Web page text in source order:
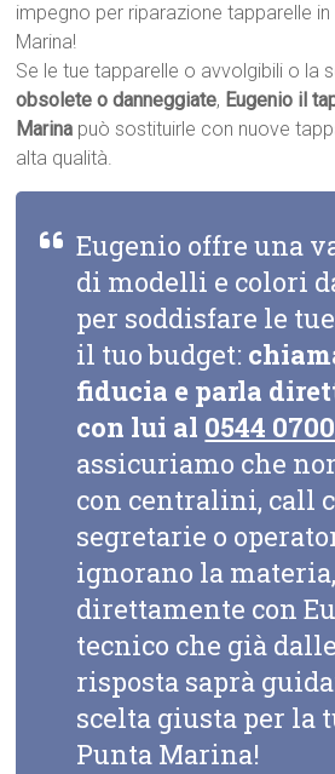
impegno per riparazione tapparelle
Marina!
Se le tue tapparelle o avvolgibili o la
obsolete o danneggiate, Eugenio il
Marina può sostituirle con nuove
alta qualità.
Eugenio offre una
di modelli e colori
per soddisfare le
il tuo budget:
fiducia e parla
con lui al 0544
assicuriamo che
con centralini, call
segretarie o
ignorano la
direttamente con
tecnico che già
risposta saprà
scelta giusta per la
Punta Marina!